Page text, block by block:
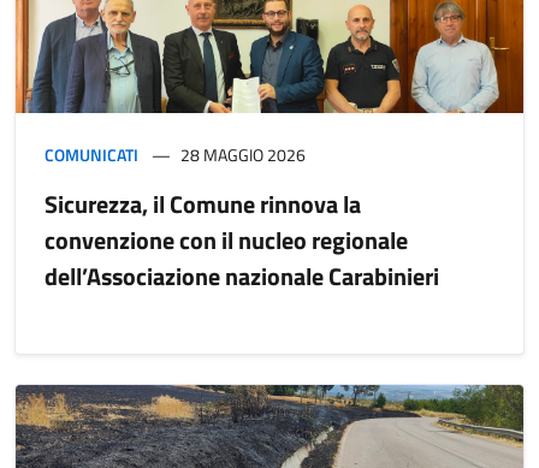
COMUNICATI 28 MAGGIO 2026
Sicurezza, il Comune rinnova la
convenzione con il nucleo regionale
dell’Associazione nazionale Carabinieri